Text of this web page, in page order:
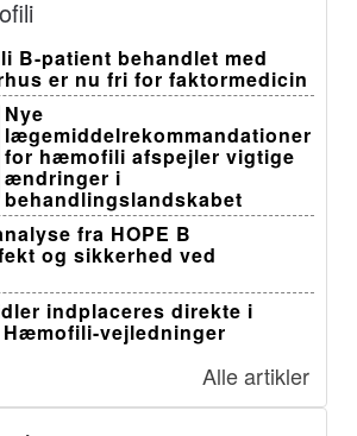
B-patient behandlet med
er nu fri for faktormedicin
Nye
lægemiddelrekommandationer
for hæmofili afspejler vigtige
ændringer i
behandlingslandskabet
fra HOPE B
og sikkerhed ved
indplaceres direkte i
vejledninger
Alle artikler